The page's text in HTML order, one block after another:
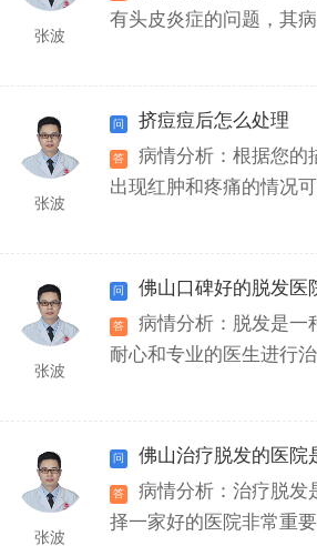
张波
有头皮炎症的问题，其
张波
挤痘痘后怎么处理
病情分析：根据您的
出现红肿和疼痛的情况
张波
佛山口碑好的脱发医
病情分析：脱发是一
耐心和专业的医生进行
张波
佛山治疗脱发的医院
病情分析：治疗脱发
择一家好的医院非常重